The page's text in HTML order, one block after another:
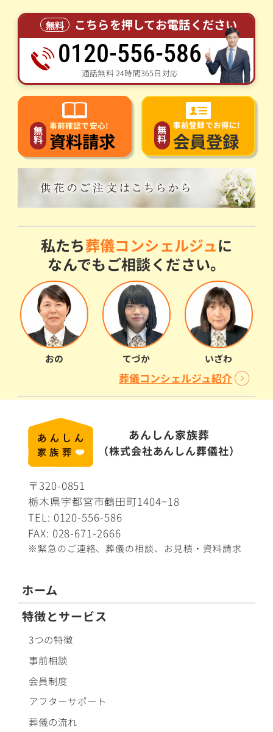
無料 こちらを押してお電話ください
0120-556-586
通話無料 24時間365日対応
無
料
事前確認で安心!
資料請求 無
料
事前登録でお得に!
会員登録
おの てづか いざわ
私たち葬儀コンシェルジュに
なんでもご相談ください。
葬儀コンシェルジュ紹介
あんしん家族葬
（株式会社あんしん葬儀社）
〒320-0851
栃木県宇都宮市鶴田町1404−18
TEL: 0120-556-586
FAX: 028-671-2666
※緊急のご連絡、葬儀の相談、 お見積・資料請求
ホーム
特徴とサービス
3つの特徴
事前相談
会員制度
アフターサポート
葬儀の流れ